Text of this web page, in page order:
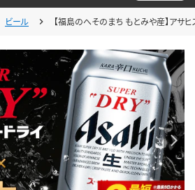
ビール 【福島のへそのまち もとみや産】ア